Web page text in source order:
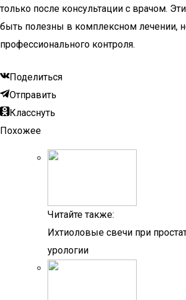
только после консультации с врачом.
быть полезны в комплексном лечении,
профессионального контроля.
Поделиться
Отправить
Класснуть
Похожее
Читайте также:
Ихтиоловые свечи при
урологии